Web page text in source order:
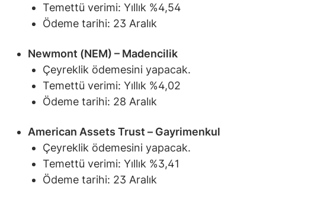
Temettü verimi: Yıllık %4,54
Ödeme tarihi: 23 Aralık
Newmont (NEM) – Madencilik
Çeyreklik ödemesini yapacak.
Temettü verimi: Yıllık %4,02
Ödeme tarihi: 28 Aralık
American Assets Trust – Gayrimenkul
Çeyreklik ödemesini yapacak.
Temettü verimi: Yıllık %3,41
Ödeme tarihi: 23 Aralık